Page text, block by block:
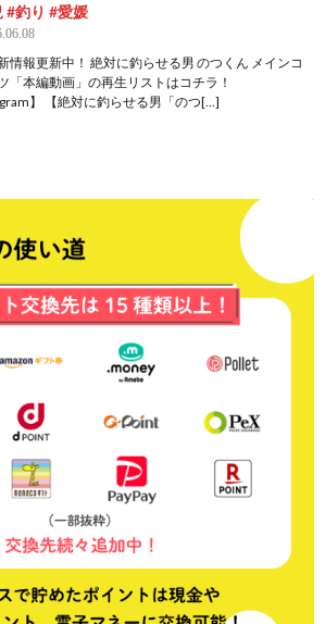
#釣り #愛媛
情報更新中！ 絶対に釣らせる男 のつくん メインコ
「本編動画」の再生リストはコチラ！
】 【絶対に釣らせる男「のつ[…]